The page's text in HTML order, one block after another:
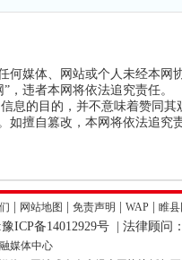
媒体、网站或个人未经本网
违者本网将依法追究责任。
的目的，并不意味着赞同
擅自篡改，本网将依法追究
网站地图 免责声明 WAP| 睢县
ICP备14012929号 | 法律顾问
媒体中心